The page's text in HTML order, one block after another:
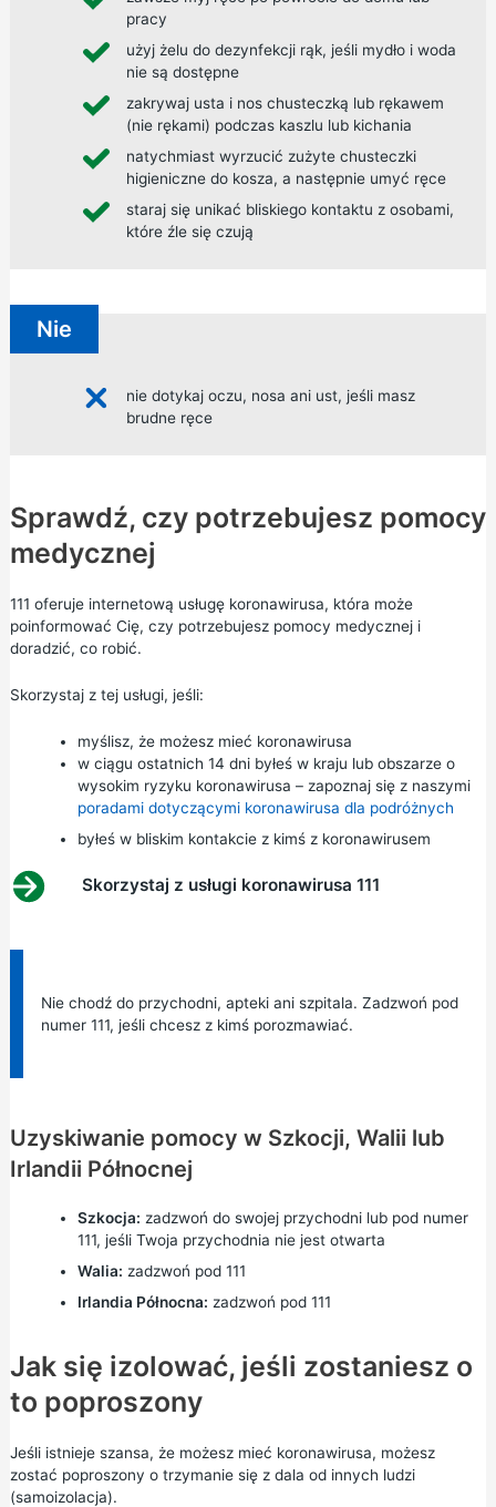
pracy
użyj żelu do dezynfekcji rąk, jeśli mydło i woda
nie są dostępne
zakrywaj usta i nos chusteczką lub rękawem
(nie rękami) podczas kaszlu lub kichania
natychmiast wyrzucić zużyte chusteczki
higieniczne do kosza, a następnie umyć ręce
staraj się unikać bliskiego kontaktu z osobami,
które źle się czują
Nie
nie dotykaj oczu, nosa ani ust, jeśli masz
brudne ręce
Sprawdź, czy potrzebujesz pomocy
medycznej
111 oferuje internetową usługę koronawirusa, która może
poinformować Cię, czy potrzebujesz pomocy medycznej i
doradzić, co robić.
Skorzystaj z tej usługi, jeśli:
myślisz, że możesz mieć koronawirusa
w ciągu ostatnich 14 dni byłeś w kraju lub obszarze o
wysokim ryzyku koronawirusa – zapoznaj się z naszymi
poradami dotyczącymi koronawirusa dla podróżnych
byłeś w bliskim kontakcie z kimś z koronawirusem
Skorzystaj z usługi koronawirusa 111
Nie chodź do przychodni, apteki ani szpitala. Zadzwoń pod
numer 111, jeśli chcesz z kimś porozmawiać.
Uzyskiwanie pomocy w Szkocji, Walii lub
Irlandii Północnej
Szkocja: zadzwoń do swojej przychodni lub pod numer
111, jeśli Twoja przychodnia nie jest otwarta
Walia: zadzwoń pod 111
Irlandia Północna: zadzwoń pod 111
Jak się izolować, jeśli zostaniesz o
to poproszony
Jeśli istnieje szansa, że możesz mieć koronawirusa, możesz
zostać poproszony o trzymanie się z dala od innych ludzi
(samoizolacja).